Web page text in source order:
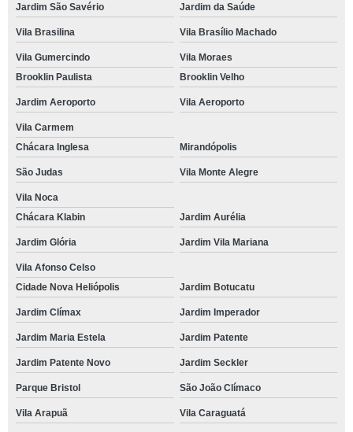
Jardim São Savério Jardim da Saúde
Vila Brasilina Vila Brasílio Machado
Vila Gumercindo
Vila Moraes
Brooklin Paulista
Brooklin Velho
Jardim Aeroporto Vila Aeroporto
Vila Carmem
Chácara Inglesa
Mirandópolis
São Judas Vila Monte Alegre
Vila Noca
Chácara Klabin
Jardim Aurélia
Jardim Glória Jardim Vila Mariana
Vila Afonso Celso
Cidade Nova Heliópolis
Jardim Botucatu
Jardim Clímax Jardim Imperador
Jardim Maria Estela Jardim Patente
Jardim Patente Novo Jardim Seckler
Parque Bristol São João Clímaco
Vila Arapuã Vila Caraguatá